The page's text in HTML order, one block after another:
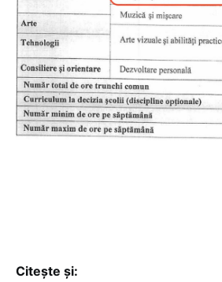
Citește și: